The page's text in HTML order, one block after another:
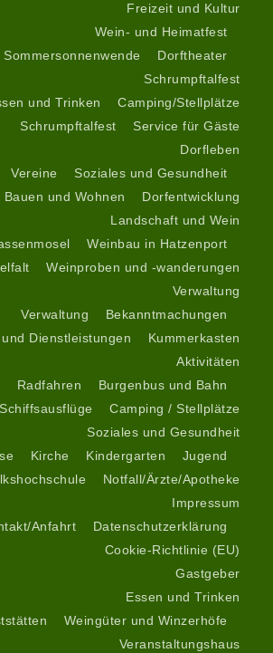
Freizeit und Kultur
Wein- und Heimatfest
Dorftheater
Schrumpftalfest
und Trinken
Camping/Stellplätze
Schrumpftalfest
Service für Gäste
Dorfleben
Vereine
Soziales und Gesundheit
Bauen und Wohnen
Dorfentwicklung
Landschaft und Wein
Weinbau in Hatzenport
Weinproben und -wanderungen
Verwaltung
Verwaltung
Bekanntmachungen
Dienstleistungen
Kummerkasten
Aktivitäten
Radfahren
Burgenbus und Bahn
Schiffsausflüge
Camping / Stellplätze
Soziales und Gesundheit
Kirche Kindergarten
Jugend
Notfall/Ärzte/Apotheke
Impressum
Anfahrt
Datenschutzerklärung
Cookie-Richtlinie (EU)
Gastgeber
Essen und Trinken
Weingüter und Winzerhöfe
Veranstaltungshaus